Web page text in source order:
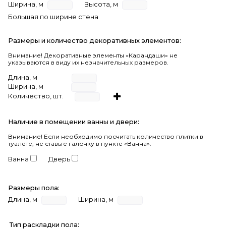
Ширина, м
Высота, м
Большая по ширине стена
Размеры и количество декоративных элементов:
Внимание! Декоративные элементы «Карандаши» не
указываются в виду их незначительных размеров.
Длина, м
Ширина, м
Количество, шт.
Наличие в помещении ванны и двери:
Внимание! Если необходимо посчитать количество плитки в
туалете, не ставьте галочку в пункте «Ванна».
Ванна Дверь
Размеры пола:
Длина, м
Ширина, м
Тип раскладки пола: